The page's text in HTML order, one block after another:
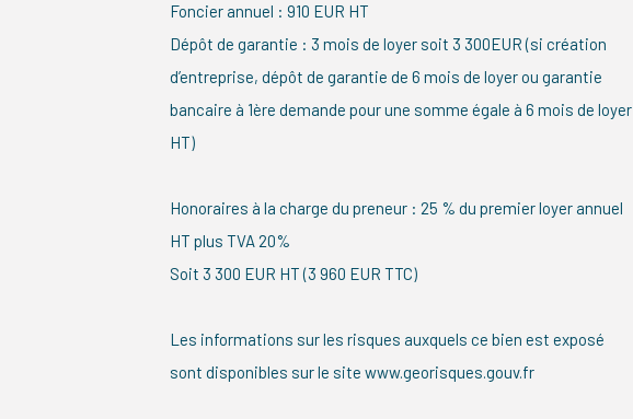
Foncier annuel : 910 EUR HT
Dépôt de garantie : 3 mois de loyer soit 3 300EUR (si création
d’entreprise, dépôt de garantie de 6 mois de loyer ou garantie
bancaire à 1ère demande pour une somme égale à 6 mois de loyer
HT)
Honoraires à la charge du preneur : 25 % du premier loyer annuel
HT plus TVA 20%
Soit 3 300 EUR HT (3 960 EUR TTC)
Les informations sur les risques auxquels ce bien est exposé
sont disponibles sur le site www.georisques.gouv.fr